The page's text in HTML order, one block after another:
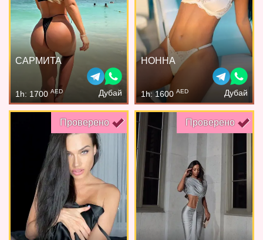
САРМИТА
1h: 1700 AED Дубай
НОННА
1h: 1600 AED Дубай
Проверено Проверено